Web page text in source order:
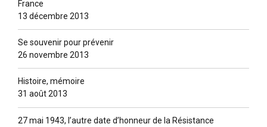
France
13 décembre 2013
Se souvenir pour prévenir
26 novembre 2013
Histoire, mémoire
31 août 2013
27 mai 1943, l’autre date d’honneur de la Résistance